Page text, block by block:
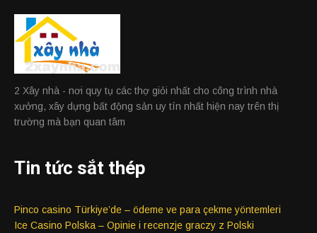
2 Xây nhà - nơi quy tụ các thợ giỏi nhất cho công trình nhà
xưởng, xây dựng bất động sản uy tín nhất hiện nay trên thị
trường mà bạn quan tâm
Tin tức sắt thép
Pinco casino Türkiye’de – ödeme ve para çekme yöntemleri
Ice Casino Polska – Opinie i recenzje graczy z Polski